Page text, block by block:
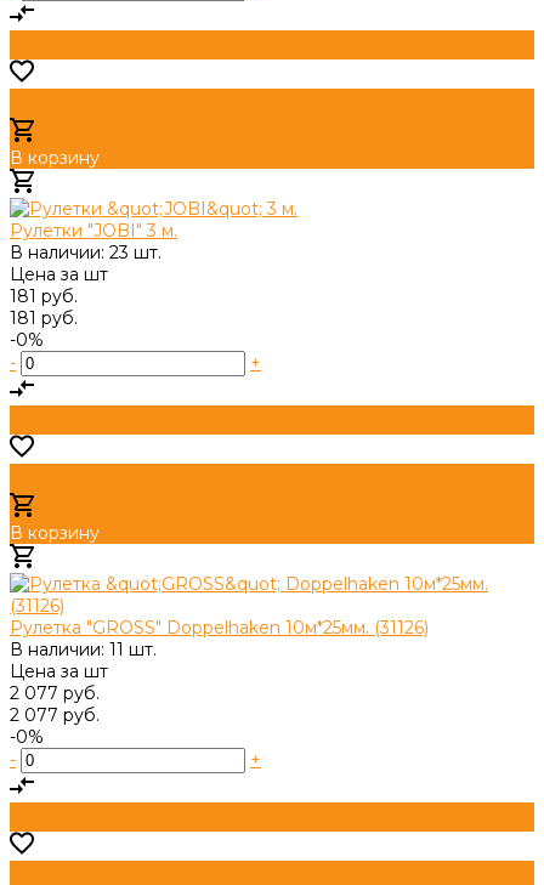
В корзину
Рулетки "JOBI" 3 м.
В наличии: 23 шт.
Цена за шт
181 руб.
181 руб.
-0%
-
+
В корзину
Рулетка "GROSS" Doppelhaken 10м*25мм. (31126)
В наличии: 11 шт.
Цена за шт
2 077 руб.
2 077 руб.
-0%
-
+